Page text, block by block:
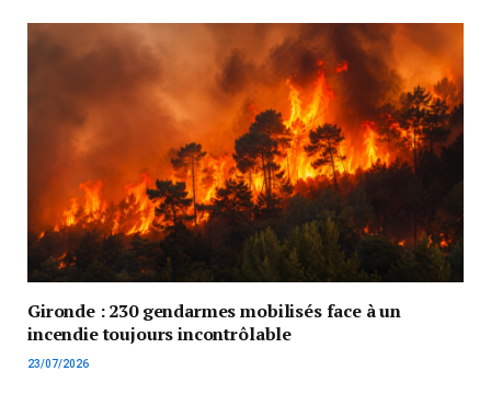
Gironde : 230 gendarmes mobilisés face à un
incendie toujours incontrôlable
23/07/2026